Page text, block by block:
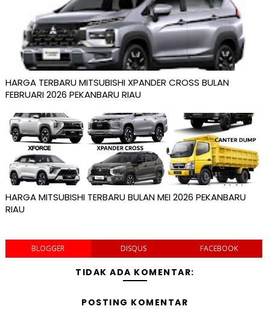
HARGA TERBARU MITSUBISHI XPANDER CROSS BULAN
FEBRUARI 2026 PEKANBARU RIAU
HARGA MITSUBISHI TERBARU BULAN MEI 2026 PEKANBARU
RIAU
BLOGGER DISQUS FACEBOOK
TIDAK ADA KOMENTAR:
POSTING KOMENTAR